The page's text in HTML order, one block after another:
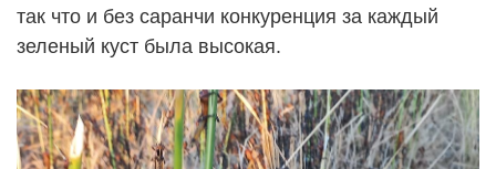
так что и без саранчи конкуренция за каждый
зеленый куст была высокая.